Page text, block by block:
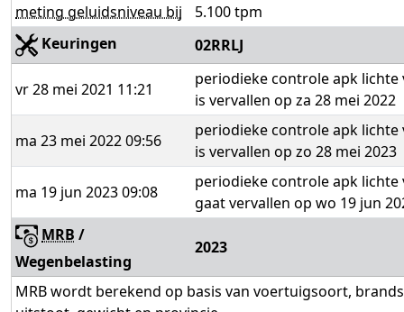
meting geluidsniveau bij
5.100 tpm
Keuringen
02RRLJ
vr 28 mei 2021 11:21
periodieke controle apk lichte
is vervallen op za 28 mei 2022
ma 23 mei 2022 09:56
periodieke controle apk lichte
is vervallen op zo 28 mei 2023
ma 19 jun 2023 09:08
periodieke controle apk lichte
gaat vervallen op wo 19 jun
MRB /
Wegenbelasting
2023
MRB wordt berekend op basis van voertuigsoort,